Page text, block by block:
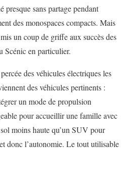
presque sans partage pendant
des monospaces compacts. Mais
un coup de griffe aux succès des
Scénic en particulier.
des véhicules électriques les
des véhicules pertinents :
un mode de propulsion
pour accueillir une famille avec
moins haute qu’un SUV pour
donc l’autonomie. Le tout utilisable